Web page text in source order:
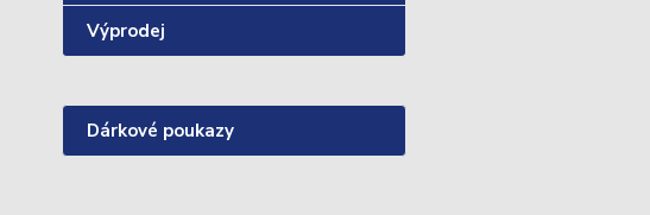
Výprodej
Dárkové poukazy